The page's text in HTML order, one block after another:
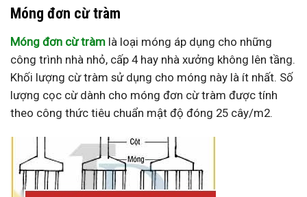
Móng đơn cừ tràm
Móng đơn cừ tràm là loại móng áp dụng cho những
công trình nhà nhỏ, cấp 4 hay nhà xưởng không lên tầng.
Khối lượng cừ tràm sử dụng cho móng này là ít nhất. Số
lượng cọc cừ dành cho móng đơn cừ tràm được tính
theo công thức tiêu chuẩn mật độ đóng 25 cây/m2.